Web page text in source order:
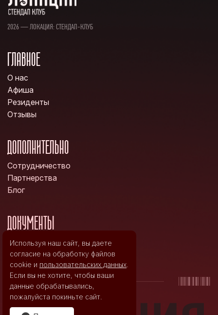
2026 — ЛОКАЦИЯ: СТЕНДАП-КЛУБ
ГЛАВНОЕ
О нас
Афиша
Резиденты
Отзывы
ДОПОЛНИТЕЛЬНО
Сотрудничество
Партнерства
Блог
ДОКУМЕНТЫ
Политика конфиденциальности
Правила возврата билетов
Используя наш сайт, вы даете
согласие на обработку файлов
cookie и пользовательских данных
Если вы не хотите, чтобы ваши
данные обрабатывались,
пожалуйста покиньте сайт.